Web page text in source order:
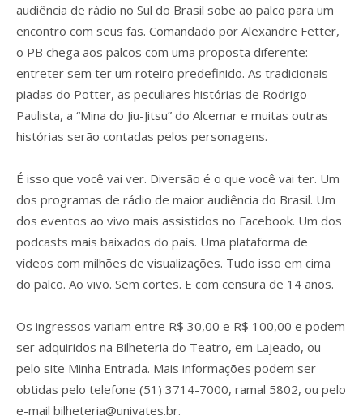
audiência de rádio no Sul do Brasil sobe ao palco para um
encontro com seus fãs. Comandado por Alexandre Fetter,
o PB chega aos palcos com uma proposta diferente:
entreter sem ter um roteiro predefinido. As tradicionais
piadas do Potter, as peculiares histórias de Rodrigo
Paulista, a “Mina do Jiu-Jitsu” do Alcemar e muitas outras
histórias serão contadas pelos personagens.
É isso que você vai ver. Diversão é o que você vai ter. Um
dos programas de rádio de maior audiência do Brasil. Um
dos eventos ao vivo mais assistidos no Facebook. Um dos
podcasts mais baixados do país. Uma plataforma de
vídeos com milhões de visualizações. Tudo isso em cima
do palco. Ao vivo. Sem cortes. E com censura de 14 anos.
Os ingressos variam entre R$ 30,00 e R$ 100,00 e podem
ser adquiridos na Bilheteria do Teatro, em Lajeado, ou
pelo site Minha Entrada. Mais informações podem ser
obtidas pelo telefone (51) 3714-7000, ramal 5802, ou pelo
e-mail bilheteria@univates.br.